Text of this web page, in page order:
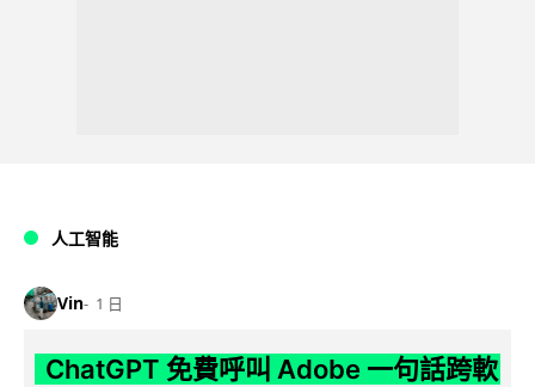
人工智能
Vin 1 日
ChatGPT 免費呼叫 Adobe 一句話跨軟